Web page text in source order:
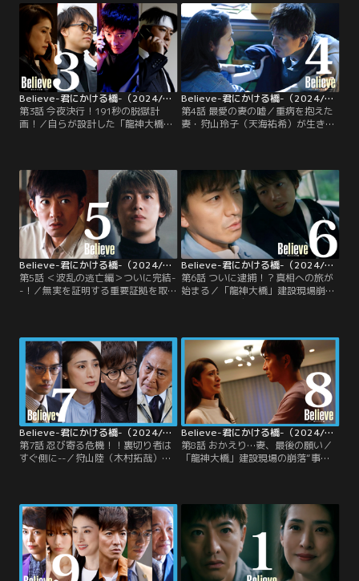
事。多くの人の夢を乗せた「龍神大
橋」を完成させるため、数年にわた
る奮闘の日々を送ってきた。ところ
がある日、龍神大橋の建設現場で、
大人数を巻き込む事故が発生してし
まう！
て全責任を被り、実刑判決を受けて
しまった狩山陸（木村拓哉）。しか
し、妻・狩山玲子（天海祐希）がが
んを患い、出所する頃には帰らぬ人
となっているかもしれないと知った
彼は一念発起！
Believe-君にかける橋-（2024/05/09放送分）第03話
第3話 今夜決行！191秒の脱獄計
画！／自らが設計した「龍神大橋」
が、“会社を守るために一度はふた
をした真実”を明らかにし、余命い
くばくもない妻・狩山玲子（天海祐
希）のもとへ帰るため--狩山は決死
の覚悟で、刑務所からの逃走を計
画。
Believe-君にかける橋-（2024/05/16放送分）第04話
第4話 最愛の妻の嘘／重病を抱えた
妻・狩山玲子（天海祐希）が生きて
戻して形勢を覆すため、決死の覚悟
で刑務所から逃走した狩山陸（木村
拓哉）。脱獄で刑が重くなることを
危惧した玲子は、密かに狩山と落ち
合い、一刻も早く警察に出頭するよ
う説得を試みる。
Believe-君にかける橋-（2024/05/23放送分）第05話
第5話 ＜波乱の逃亡編＞ついに完結-
-！／無実を証明する重要証拠を取り
走。だが、狩山に証拠を手渡そうと
決意した部下・南雲大樹（一ノ瀬
颯）が、行く手を阻もうとする狩山
の弁護士・秋澤良人（斎藤工）を振
り払おうとした結果、階段から転
落！ 重体に陥ってしまった。
Believe-君にかける橋-（2024/05/30放送分）第06話
第6話 ついに逮捕！？真相への旅が
始まる／「龍神大橋」建設現場崩落
事故における自らの無実を証明すべ
を潜めていた狩山陸（木村拓哉）。
だがついに、狩山を追い続ける刑
事・黒木正興（竹内涼真）が潜伏先
までやって来た。
Believe-君にかける橋-（2024/06/06放送分）第07話
第7話 忍び寄る危機！！裏切り者は
すぐ側に--／狩山陸（木村拓哉）が
れない黒幕”が故意に仕組んだ“事
件”だった…！？無実を証明するため
脱獄した狩山を追い、ついにその身
柄を確保した刑事・黒木正興（竹内
涼真）。
Believe-君にかける橋-（2024/06/13放送分）第08話
第8話 おかえり…妻、最後の願い／
「龍神大橋」建設現場の崩落“事
設」、そしてその後ろにはもっと大
きな存在が--！？脱獄・逃亡の果て
に“恐るべき闇の真相”をつかみ、激
しい怒りの感情に支配された狩山
は、身の危険も顧みず、必ずや全貌
を明らかにしようと決意。